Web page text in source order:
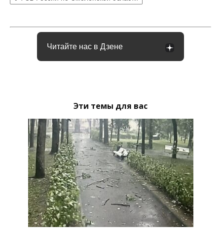
Читайте нас в Дзене
Эти темы для вас